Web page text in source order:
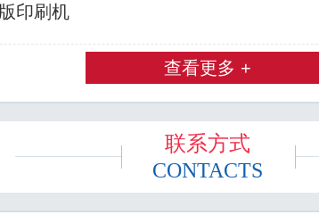
印刷机
查看更多 +
联系方式
CONTACTS